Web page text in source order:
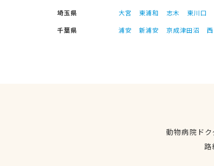
埼玉県
大宮 東浦和 志木 東川口
千葉県
浦安 新浦安 京成津田沼
動物病院ド
路